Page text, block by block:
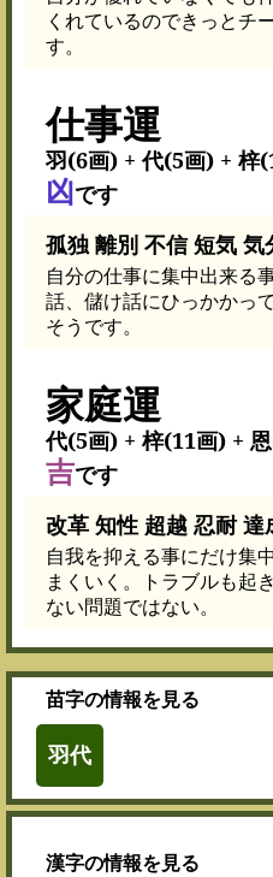
くれているのできっとチ
す。
仕事運
羽(6画) + 代(5画) + 梓
凶です
孤独 離別 不信 短気 気
自分の仕事に集中出来る
話、儲け話にひっかかっ
そうです。
家庭運
代(5画) + 梓(11画) +
吉です
改革 知性 超越 忍耐 達
自我を抑える事にだけ集
まくいく。トラブルも起
ない問題ではない。
苗字の情報を見る
羽代
漢字の情報を見る